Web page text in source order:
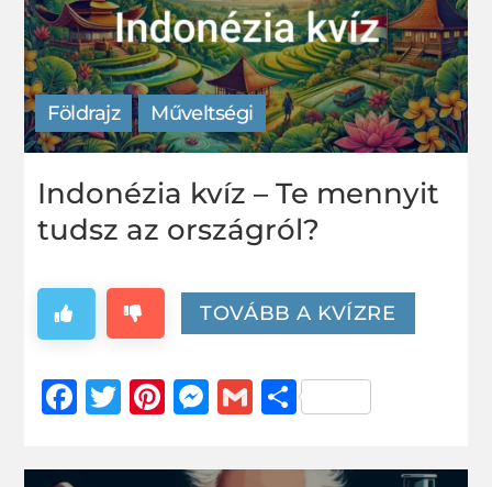
Földrajz Műveltségi
Indonézia kvíz – Te mennyit
tudsz az országról?
TOVÁBB A KVÍZRE
Facebook
Twitter
Pinterest
Messenger
GmailOssza